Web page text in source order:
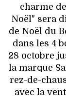
charme
Noël" sera
de Noël du
dans les 4
28 octobre
la marque
rez-de-
avec la